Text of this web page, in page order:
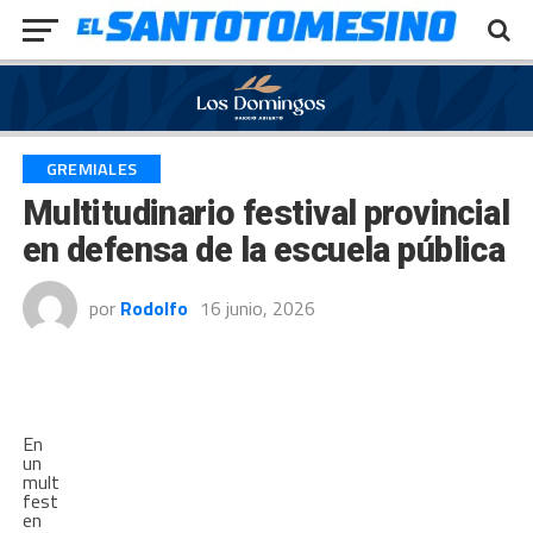
GREMIALES
Multitudinario festival provincial
en defensa de la escuela pública
por Rodolfo 16 junio, 2026
En
un
multitudinario
festival
en
Exit mobile version